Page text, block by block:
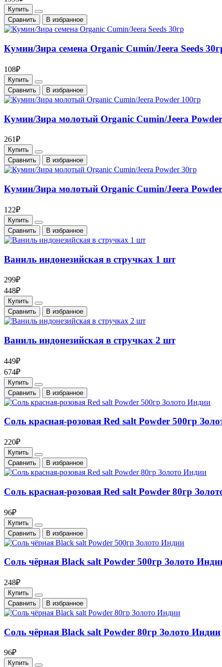
Купить
Cравнить
В избранное
Кумин/Зира семена Organic Cumin/Jeera Seeds
108₽
Купить
Cравнить
В избранное
Кумин/Зира молотый Organic Cumin/Jeera
261₽
Купить
Cравнить
В избранное
Кумин/Зира молотый Organic Cumin/Jeera
122₽
Купить
Cравнить
В избранное
Ваниль индонезийская в стручках 1 шт
299₽
448₽
Купить
Cравнить
В избранное
Ваниль индонезийская в стручках 2 шт
449₽
674₽
Купить
Cравнить
В избранное
Соль красная-розовая Red salt Powder 500гр
220₽
Купить
Cравнить
В избранное
Соль красная-розовая Red salt Powder 80гр
96₽
Купить
Cравнить
В избранное
Соль чёрная Black salt Powder 500гр Золото
248₽
Купить
Cравнить
В избранное
Соль чёрная Black salt Powder 80гр Золото Индии
96₽
Купить